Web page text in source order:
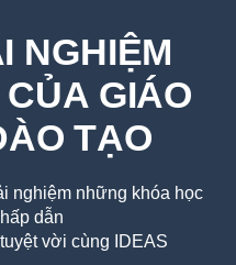
NGHIỆM
GIÁO
TẠO
nghiệm những khóa học
dẫn
vời cùng IDEAS